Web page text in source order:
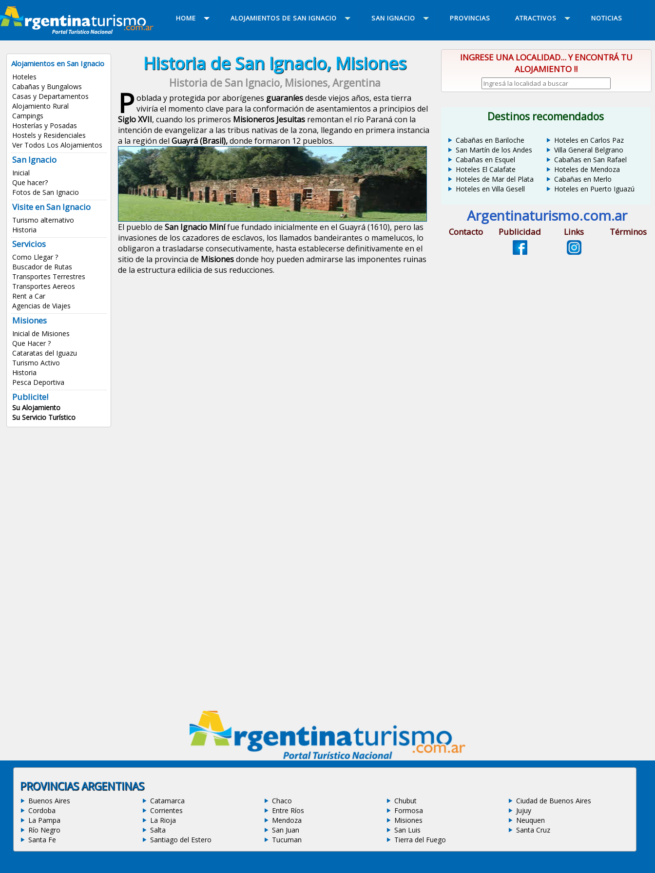
HOME ALOJAMIENTOS DE SAN IGNACIO SAN IGNACIO PROVINCIAS ATRACTIVOS NOTICIAS
Alojamientos en San Ignacio
Hoteles
Cabañas y Bungalows
Casas y Departamentos
Alojamiento Rural
Campings
Hosterías y Posadas
Hostels y Residenciales
Ver Todos Los Alojamientos
San Ignacio
Inicial
Que hacer?
Fotos de San Ignacio
Visite en San Ignacio
Turismo alternativo
Historia
Servicios
Como Llegar ?
Buscador de Rutas
Transportes Terrestres
Transportes Aereos
Rent a Car
Agencias de Viajes
Misiones
Inicial de Misiones
Que Hacer ?
Cataratas del Iguazu
Turismo Activo
Historia
Pesca Deportiva
Publicite!
Su Alojamiento
Su Servicio Turístico
Historia de San Ignacio, Misiones
Historia de San Ignacio, Misiones, Argentina
Poblada y protegida por aborígenes guaraníesdesde viejos años, esta tierra
viviría el momento clave para la conformación de asentamientos a principios del
Siglo XVII, cuando los primeros Misioneros Jesuitasremontan el río Paraná con la
intención de evangelizar a las tribus nativas de la zona, llegando en primera instancia
a la región del Guayrá (Brasil),donde formaron 12 pueblos.
El pueblo de San Ignacio Minífue fundado inicialmente en el Guayrá (1610), pero las
invasiones de los cazadores de esclavos, los llamados bandeirantes o mamelucos, lo
obligaron a trasladarse consecutivamente, hasta establecerse definitivamente en el
sitio de la provincia de Misionesdonde hoy pueden admirarse las imponentes ruinas
de la estructura edilicia de sus reducciones.
INGRESE UNA LOCALIDAD... Y ENCONTRÁ TU
ALOJAMIENTO !!
Destinos recomendados
Cabañas en Bariloche
San Martín de los Andes
Cabañas en Esquel
Hoteles El Calafate
Hoteles de Mar del Plata
Hoteles en Villa Gesell
Hoteles en Carlos Paz
Villa General Belgrano
Cabañas en San Rafael
Hoteles de Mendoza
Cabañas en Merlo
Hoteles en Puerto Iguazú
Argentinaturismo.com.ar
Contacto Publicidad Links Términos
PROVINCIAS ARGENTINAS
Buenos Aires Catamarca Chaco Chubut
Ciudad de Buenos Aires
Cordoba
Corrientes Entre Ríos Formosa
Jujuy
La Pampa
La Rioja Mendoza Misiones
Neuquen
Río Negro
Salta San Juan San Luis
Santa Cruz
Santa Fe
Santiago del Estero Tucuman Tierra del Fuego